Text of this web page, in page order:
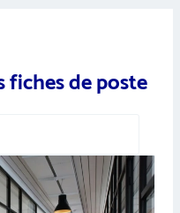
fiches de poste